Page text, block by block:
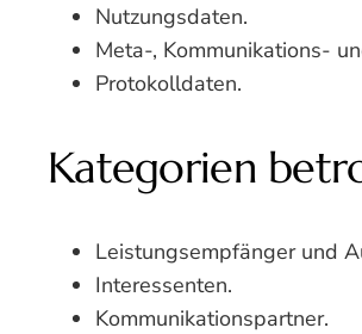
Nutzungsdaten.
Meta-, Kommunikations-
Protokolldaten.
Kategorien
Leistungsempfänger und
Interessenten.
Kommunikationspartner.